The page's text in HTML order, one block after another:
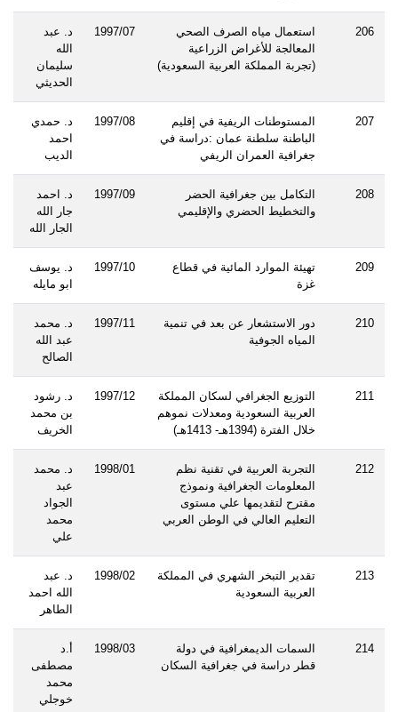
206
استعمال مياه الصرف الصحي
المعالجة للأغراض الزراعية
(تجربة المملكة العربية السعودية)
1997/07
د. عبد
الله
سليمان
الحديثي
207
المستوطنات الريفية في إقليم
الباطنة سلطنة عمان :دراسة في
جغرافية العمران الريفي
1997/08
د. حمدي
احمد
الديب
208
التكامل بين جغرافية الحضر
والتخطيط الحضري والإقليمي
1997/09
د. احمد
جار الله
الجار الله
209
تهيئة الموارد المائية في قطاع
غزة
1997/10
د. يوسف
ابو مايله
210
دور الاستشعار عن بعد في تنمية
المياه الجوفية
1997/11
د. محمد
عبد الله
الصالح
211
التوزيع الجغرافي لسكان المملكة
العربية السعودية ومعدلات نموهم
خلال الفترة (1394هـ- 1413هـ)
1997/12
د. رشود
بن محمد
الخريف
212
التجربة العربية في تقنية نظم
المعلومات الجغرافية ونموذج
مقترح لتقديمها علي مستوى
التعليم العالي في الوطن العربي
1998/01
د. محمد
عبد
الجواد
محمد
علي
213
تقدير التبخر الشهري في المملكة
العربية السعودية
1998/02
د. عبد
الله احمد
الطاهر
214
السمات الديمغرافية في دولة
قطر دراسة في جغرافية السكان
1998/03
أ.د
مصطفى
محمد
خوجلي